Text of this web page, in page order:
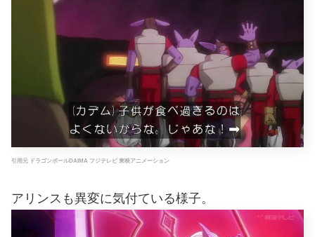
引用元 ドラゴンボールDAIMA フジテレビ 東映アニメーション
アリンスも異変に気付ている様子。